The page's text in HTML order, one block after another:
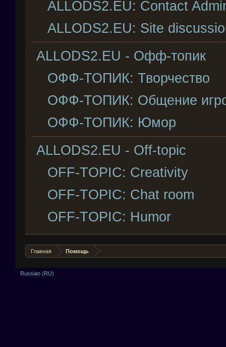
ALLODS2.EU: Contact
ALLODS2.EU: Site
ALLODS2.EU - Офф-топик
ОФФ-ТОПИК: Творчество
ОФФ-ТОПИК: Общение
ОФФ-ТОПИК: Юмор
ALLODS2.EU - Off-topic
OFF-TOPIC: Creativity
OFF-TOPIC: Chat room
OFF-TOPIC: Humor
Главная Помощь
Russian (RU)